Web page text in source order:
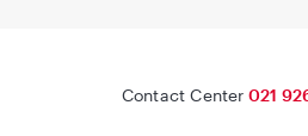
Contact Center 021